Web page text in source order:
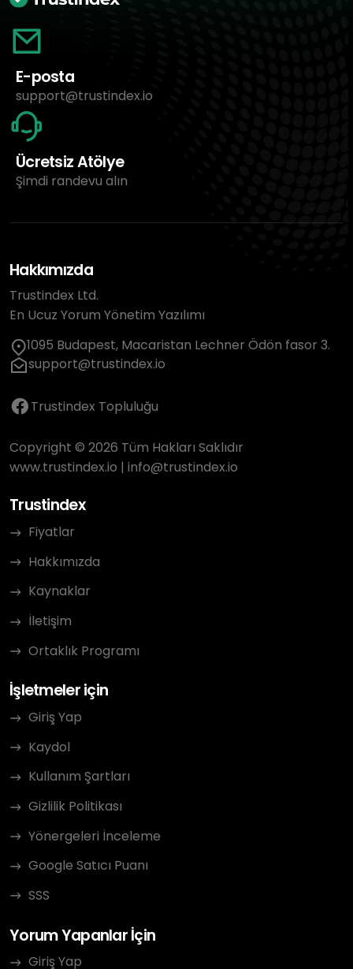
E-posta
support@trustindex.io
Ücretsiz Atölye
Şimdi randevu alın
Hakkımızda
Trustindex Ltd.
En Ucuz Yorum Yönetim Yazılımı
1095 Budapest, Macaristan Lechner Ödön fasor 3.
support@trustindex.io
Trustindex Topluluğu
Copyright © 2026 Tüm Hakları Saklıdır
www.trustindex.io | info@trustindex.io
Trustindex
Fiyatlar
Hakkımızda
Kaynaklar
İletişim
Ortaklık Programı
İşletmeler için
Giriş Yap
Kaydol
Kullanım Şartları
Gizlilik Politikası
Yönergeleri İnceleme
Google Satıcı Puanı
SSS
Yorum Yapanlar İçin
Giriş Yap